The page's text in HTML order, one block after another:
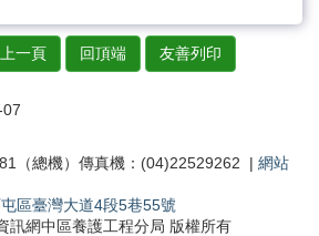
上一頁 回頂端 友善列印
（總機）傳真機：(04)22529262 | 網站
區臺灣大道4段5巷55號
訊網中區養護工程分局 版權所有